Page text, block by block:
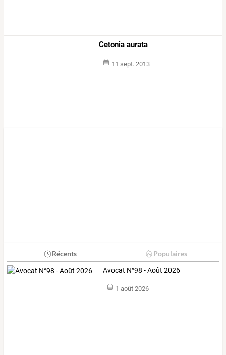
Cetonia aurata
11 sept. 2013
Récents Populaires
Avocat N°98 - Août 2026
1 août 2026